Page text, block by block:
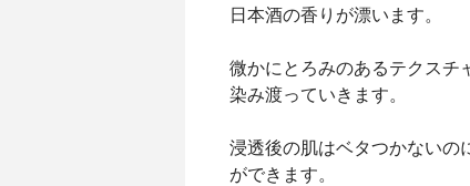
日本酒の香りが漂います。
微かにとろみのあるテクスチ
染み渡っていきます。
浸透後の肌はベタつかないの
ができます。